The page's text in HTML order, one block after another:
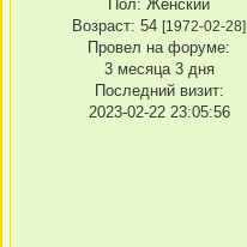
Пол: Женский
Возраст: 54 [1972-02-28]
Провел на форуме:
3 месяца 3 дня
Последний визит:
2023-02-22 23:05:56